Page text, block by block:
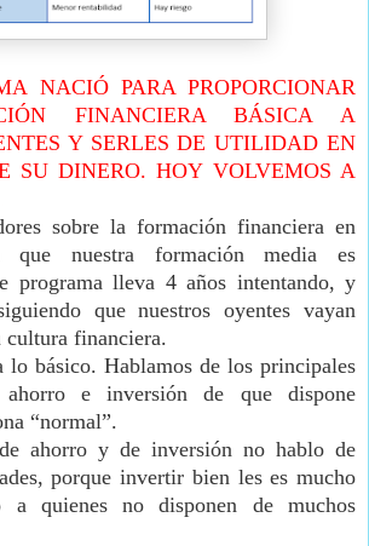
NACIÓ PARA PROPORCIONAR
FINANCIERA BÁSICA A
Y SERLES DE UTILIDAD EN
SU DINERO. HOY VOLVEMOS A
sobre la formación financiera en
que nuestra formación media es
programa lleva 4 años intentando, y
que nuestros oyentes vayan
cultura financiera.
básico. Hablamos de los principales
ahorro e inversión de que dispone
“normal”.
ahorro y de inversión no hablo de
porque invertir bien les es mucho
a quienes no disponen de muchos